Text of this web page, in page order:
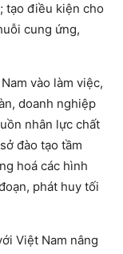
tạo điều kiện cho
cung ứng,
vào làm việc,
doanh nghiệp
nhân lực chất
đào tạo tầm
hoá các hình
phát huy tối
Việt Nam nâng